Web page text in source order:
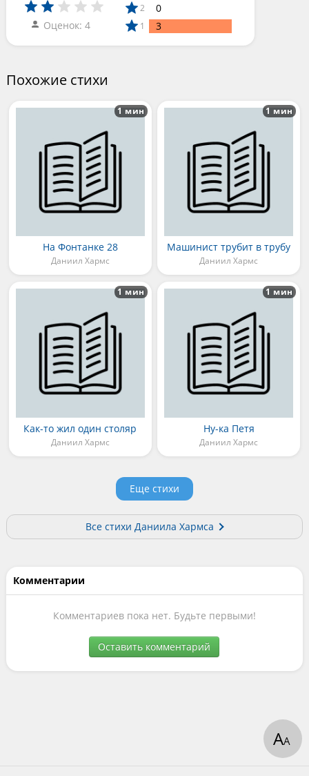
Оценок: 4
2 0
1 3
Похожие стихи
На Фонтанке 28
Даниил Хармс
1 мин
Машинист трубит в трубу
Даниил Хармс
1 мин
Как-то жил один столяр
Даниил Хармс
1 мин
Ну-ка Петя
Даниил Хармс
1 мин
Еще стихи
Все стихи Даниила Хармса
Комментарии
Комментариев пока нет. Будьте первыми!
Оставить комментарий
АА